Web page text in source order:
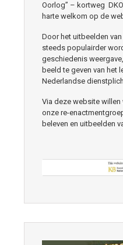
Oorlog” – kortweg
harte welkom op de
Door het uitbeelden
steeds populairder
geschiedenis
beeld te geven van het
Nederlandse
Via deze website
onze re-
beleven en uitbeelden